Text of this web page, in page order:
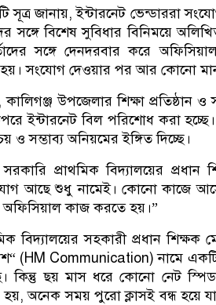
সূত্র জানায়, ইন্টারনেট ভেন্ডাররা
সঙ্গে বিশেষ সুবিধার বিনিময়ে
সঙ্গে দেনদরবার করে অফিসিয়াল
সংযোগ দেওয়ার পর আর কোনো মান
কালিগঞ্জ উপজেলার শিক্ষা প্রতিষ্ঠান
ইন্টারনেট বিল পরিশোধ করা
ও সম্ভাব্য অনিয়মের ইঙ্গিত দিচ্ছে।
প্রাথমিক বিদ্যালয়ের
আছে শুধু নামেই। কোনো কাজে আসে
অফিসিয়াল কাজ করতে হয়।”
বিদ্যালয়ের সহকারী প্রধান
(HM Communication) নামে একটি
কিন্তু ছয় মাস ধরে কোনো নেট
অনেক সময় পুরো ক্লাসই বন্ধ হয়ে